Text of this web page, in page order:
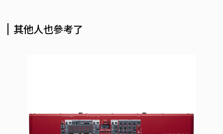
其他人也參考了